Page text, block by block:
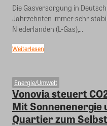
Die Gasversorgung in
Jahrzehnten immer sehr
Niederlanden (L-Gas),...
Weiterlesen
Energie/Umwelt
Vonovia steuert
Mit
Quartier zum